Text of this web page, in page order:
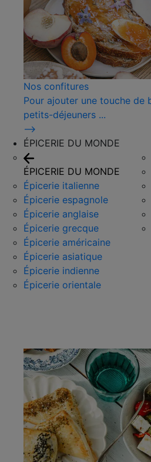
Nos confitures
Pour ajouter une touche de
petits-déjeuners ...
⟶
ÉPICERIE DU MONDE
ÉPICERIE DU MONDE
Épicerie italienne
Épicerie espagnole
Épicerie anglaise
Épicerie grecque
Épicerie américaine
Épicerie asiatique
Épicerie indienne
Épicerie orientale